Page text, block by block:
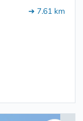
➔ 7.61 km